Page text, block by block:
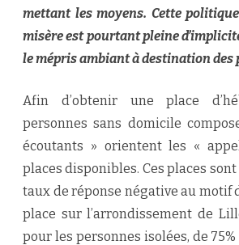
mettant les moyens. Cette
misère est pourtant pleine
le mépris ambiant à destination des
Afin d’obtenir une place
personnes sans domicile
écoutants » orientent les «
places disponibles. Ces places sont
taux de réponse négative au motif
place sur l’arrondissement de
pour les personnes isolées, de